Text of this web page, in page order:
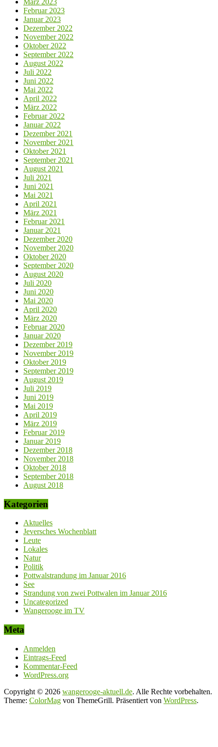
Februar 2023
Januar 2023
Dezember 2022
November 2022
Oktober 2022
September 2022
August 2022
Juli 2022
Juni 2022
Mai 2022
April 2022
März 2022
Februar 2022
Januar 2022
Dezember 2021
November 2021
Oktober 2021
September 2021
August 2021
Juli 2021
Juni 2021
Mai 2021
April 2021
März 2021
Februar 2021
Januar 2021
Dezember 2020
November 2020
Oktober 2020
September 2020
August 2020
Juli 2020
Juni 2020
Mai 2020
April 2020
März 2020
Februar 2020
Januar 2020
Dezember 2019
November 2019
Oktober 2019
September 2019
August 2019
Juli 2019
Juni 2019
Mai 2019
April 2019
März 2019
Februar 2019
Januar 2019
Dezember 2018
November 2018
Oktober 2018
September 2018
August 2018
Kategorien
Aktuelles
Jeversches Wochenblatt
Leute
Lokales
Natur
Politik
Pottwalstrandung im Januar 2016
See
Strandung von zwei Pottwalen im Januar 2016
Uncategorized
Wangerooge im TV
Meta
Anmelden
Eintrags-Feed
Kommentar-Feed
WordPress.org
Copyright © 2026 wangerooge-aktuell.de. Alle Rechte vorbehalten.
Theme: ColorMag von ThemeGrill. Präsentiert von WordPress.